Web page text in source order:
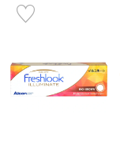
カ
タ
イ